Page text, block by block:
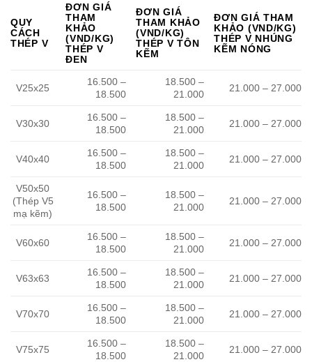
QUY
CÁCH
THÉP V
ĐƠN GIÁ
THAM
KHẢO
(VND/KG)
THÉP V
ĐEN
ĐƠN GIÁ
THAM KHẢO
(VND/KG)
THÉP V TÔN
KẼM
ĐƠN GIÁ THAM
KHẢO (VND/KG)
THÉP V NHÚNG
KẼM NÓNG
V25x25
16.500 –
18.500
18.500 –
21.000
21.000 – 27.000
V30x30
16.500 –
18.500
18.500 –
21.000
21.000 – 27.000
V40x40
16.500 –
18.500
18.500 –
21.000
21.000 – 27.000
V50x50
(Thép V5
mạ kẽm)
16.500 –
18.500
18.500 –
21.000
21.000 – 27.000
V60x60
16.500 –
18.500
18.500 –
21.000
21.000 – 27.000
V63x63
16.500 –
18.500
18.500 –
21.000
21.000 – 27.000
V70x70
16.500 –
18.500
18.500 –
21.000
21.000 – 27.000
V75x75
16.500 –
18.500
18.500 –
21.000
21.000 – 27.000